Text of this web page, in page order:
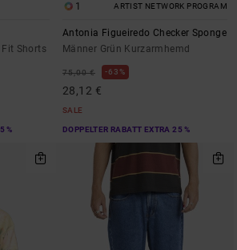
Fit Shorts
%
1 ARTIST NETWORK PROGRAM
Antonia Figueiredo Checker Sponge
Männer Grün Kurzarmhemd
75,00 € 63%
28,12 €
SALE
DOPPELTER RABATT EXTRA 25 %